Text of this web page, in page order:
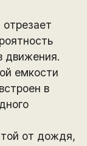
движения.
емкости
в
от дождя,